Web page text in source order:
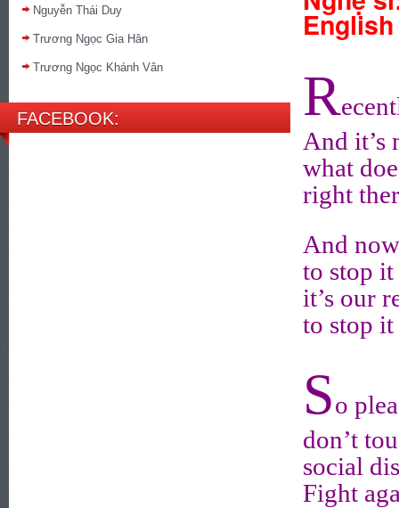
Nguyễn Thái Duy
Trương Ngọc Gia Hân
Trương Ngọc Khánh Vân
FACEBOOK: R
And it’s
what
right
And
to stop
it’s our
to stop
So
don’t
social
Fight